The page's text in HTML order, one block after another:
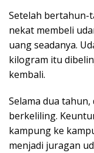
Setelah bertahun-
nekat membeli
uang seadanya.
kilogram itu
kembali.
Selama dua
berkeliling.
kampung ke
menjadi juragan